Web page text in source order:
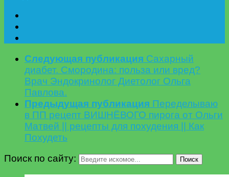
Следующая публикация Сахарный
диабет. Смородина: польза или вред?
Врач Эндокринолог Диетолог Ольга
Павлова.
Предыдущая публикация Переделываю
в ПП рецепт ВИШНЁВОГО пирога от Ольги
Матвей || рецепты для похудения || Как
Похудеть
Поиск по сайту:
Поиск